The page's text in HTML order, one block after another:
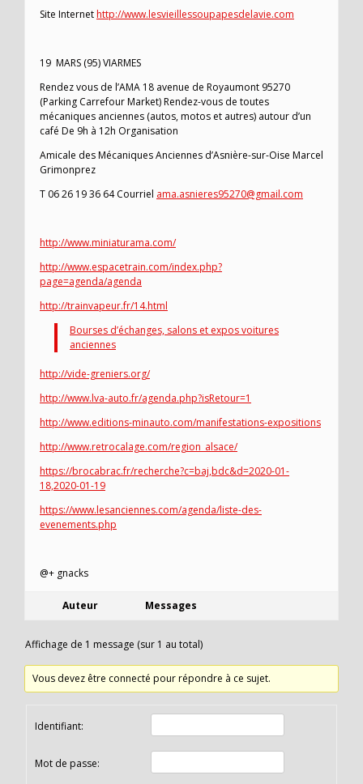
Site Internethttp://www.lesvieillessoupapesdelavie.com
19 MARS (95) VIARMES
Rendez vous de l’AMA 18 avenue de Royaumont 95270
(Parking Carrefour Market) Rendez-vous de toutes
mécaniques anciennes (autos, motos et autres) autour d’un
café De 9h à 12h Organisation
Amicale des Mécaniques Anciennes d’Asnière-sur-Oise Marcel
Grimonprez
T 06 26 19 36 64 Courriel ama.asnieres95270@gmail.com
http://www.miniaturama.com/
http://www.espacetrain.com/index.php?
page=agenda/agenda
http://trainvapeur.fr/14.html
Bourses d’échanges, salons et expos voitures
anciennes
http://vide-greniers.org/
http://www.lva-auto.fr/agenda.php?isRetour=1
http://www.editions-minauto.com/manifestations-expositions
http://www.retrocalage.com/region_alsace/
https://brocabrac.fr/recherche?c=baj,bdc&d=2020-01-
18,2020-01-19
https://www.lesanciennes.com/agenda/liste-des-
evenements.php
@+ gnacks
Auteur Messages
Affichage de 1 message (sur 1 au total)
Vous devez être connecté pour répondre à ce sujet.
Identifiant:
Mot de passe: